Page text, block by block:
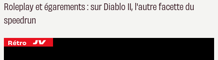
Roleplay et égarements : sur Diablo II, l'autre facette du
speedrun
Rétro